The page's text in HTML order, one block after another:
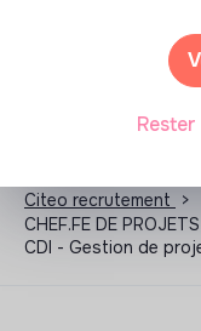
Citeo recrutement
>
CHEF.FE DE
CDI - Gestion de